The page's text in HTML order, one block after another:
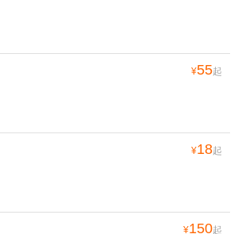
¥55起
¥18起
¥150起